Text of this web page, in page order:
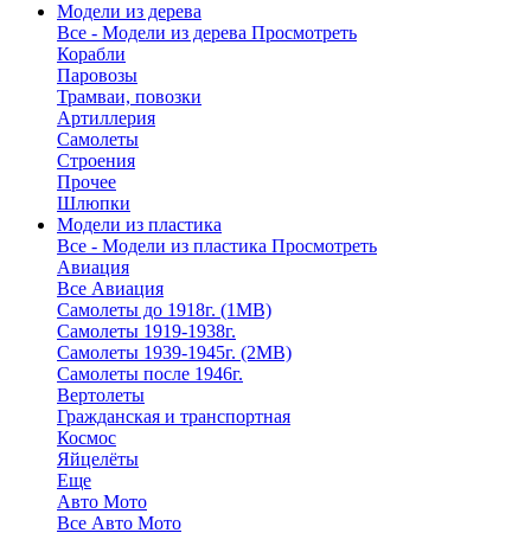
Модели из дерева
Все - Модели из дерева Просмотреть
Корабли
Паровозы
Трамваи, повозки
Артиллерия
Самолеты
Строения
Прочее
Шлюпки
Модели из пластика
Все - Модели из пластика Просмотреть
Авиация
Все Авиация
Самолеты до 1918г. (1МВ)
Самолеты 1919-1938г.
Самолеты 1939-1945г. (2МВ)
Самолеты после 1946г.
Вертолеты
Гражданская и транспортная
Космос
Яйцелёты
Еще
Авто Мото
Все Авто Мото